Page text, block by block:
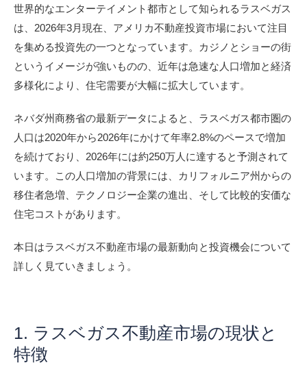
世界的なエンターテイメント都市として知られるラスベガス
は、2026年3月現在、アメリカ不動産投資市場において注目
を集める投資先の一つとなっています。カジノとショーの街
というイメージが強いものの、近年は急速な人口増加と経済
多様化により、住宅需要が大幅に拡大しています。
ネバダ州商務省の最新データによると、ラスベガス都市圏の
人口は2020年から2026年にかけて年率2.8%のペースで増加
を続けており、2026年には約250万人に達すると予測されて
います。この人口増加の背景には、カリフォルニア州からの
移住者急増、テクノロジー企業の進出、そして比較的安価な
住宅コストがあります。
本日はラスベガス不動産市場の最新動向と投資機会について
詳しく見ていきましょう。
1. ラスベガス不動産市場の現状と
特徴